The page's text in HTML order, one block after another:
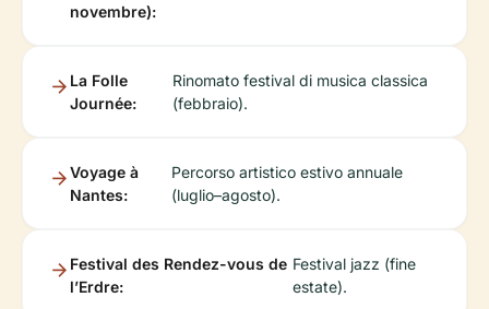
novembre):
La Folle
Journée:
Rinomato festival di musica classica
(febbraio).
Voyage à
Nantes:
Percorso artistico estivo annuale
(luglio–agosto).
Festival des Rendez-vous de
l’Erdre:
Festival jazz (fine
estate).